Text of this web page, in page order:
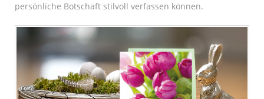
persönliche Botschaft stilvoll verfassen können.